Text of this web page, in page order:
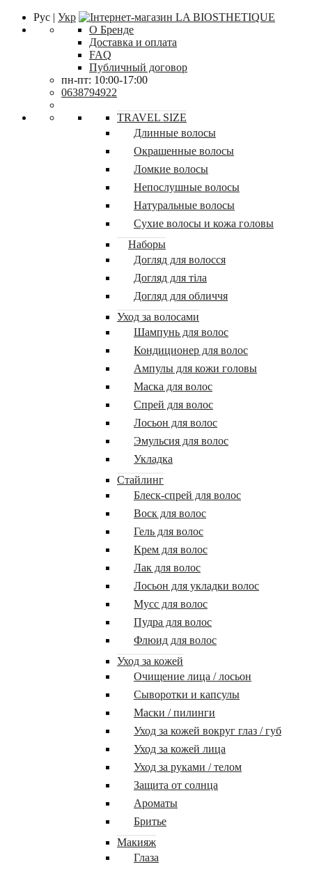
Рус | Укр
О Бренде
Доставка и оплата
FAQ
Публичный договор
пн-пт: 10:00-17:00
0638794922
TRAVEL SIZE
Длинные волосы
Окрашенные волосы
Ломкие волосы
Непослушные волосы
Натуральные волосы
Сухие волосы и кожа головы
Наборы
Догляд для волосся
Догляд для тіла
Догляд для обличчя
Уход за волосами
Шампунь для волос
Кондиционер для волос
Ампулы для кожи головы
Маска для волос
Спрей для волос
Лосьон для волос
Эмульсия для волос
Укладка
Стайлинг
Блеск-спрей для волос
Воск для волос
Гель для волос
Крем для волос
Лак для волос
Лосьон для укладки волос
Мусс для волос
Пудра для волос
Флюид для волос
Уход за кожей
Очищение лица / лосьон
Сыворотки и капсулы
Маски / пилинги
Уход за кожей вокруг глаз / губ
Уход за кожей лица
Уход за руками / телом
Защита от солнца
Ароматы
Бритье
Макияж
Глаза